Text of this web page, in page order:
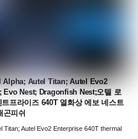
Autel Titan; Autel Evo2
Nest; Dragonfish Nest;오텔 로
프라이즈 640T 열화상 에보 네스트
곤피쉬
Titan; Autel Evo2 Enterprise 640T thermal